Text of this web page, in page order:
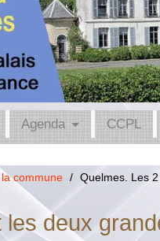
Agenda CCPL
commune / Quelmes. Les
les deux